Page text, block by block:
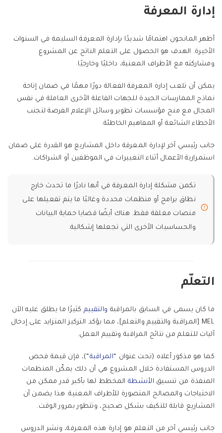
إدارة المعرفة
أظهر المانحون اهتمامًا شديدًا بإدارة المعرفة السليمة في السنوات
الأخيرة. الهدف هو الحصول على التعلم الناتج عن المشروع
ومشاركته مع الأطراف المعنية، داخليًا وخارجيًا.
يمكن أن تلعب إدارة المعرفة الفعالة دورًا مهمًا في ضمان إتاحة
نماذج الممارسات الجيدة للجهات الفاعلة الأخرى العاملة في نفس
المجال مع منح مؤسسات تطوير وسائل الإعلام الفرصة لتجنب
الأخطاء الشائعة أو المفاهيم الخاطئة.
جانب رئيسي آخر لإدارة المعرفة داخل المشاريع هو القدرة على ضمان
استمرارية الأعمال أثناء التغييرات في الموظفين أو الشراكات.
تكمن مشكلة إدارة المعرفة في أنها نادرًا ما تحدث خارج
نطاق برامج أو منظمات محددة وغالبًا ما يتم تفعيلها على
منصات مغلقة فقط. هناك أيضًا قضايا حماية البيانات
والحساسيات الأخرى التي تجعلها إشكالية.
التعلّم
ما كان يسمى في السابق بالمراقبة والتقييم كثيرًا ما يطلق عليه الآن
MEL [المراقبة والتقييم والتعلم]، مما يؤكد التركيز المتزايد على إدخال
آليات للتعلم من نتائج المراقبة وتقييم العمل.
كما هو مذكور أعلاه (تحت عنوان “المراقبة“)، فإن قيمة فحص
الدروس المستفادة خلال المشروع هي أن ذلك يمكّن المنظمات
المنفذة من تنسيق الأنشطة المخطط لها بأكبر قدر ممكن من
الاحتياجات والمصالح المتصورة للأطراف المعنية. هذا يضمن أن
المشاريع قابلة للتكيف بشكل صحيح، وتتطور بمرور الوقت.
جانب رئيسي آخر من التعلم هو إدارة هذه المعرفة، ونشر الدروس